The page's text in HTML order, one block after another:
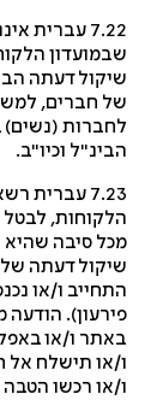
7.22 עברית
הלקוחות
דעתה הבלעדי,
חברים, למשל:
(נשים)
וכיו"ב.
7.23 עברית
לבטל
סיבה שהיא
דעתה של
ו/או נכנס
הודעה
ו/או
תישלח אל חברי
רכשו הטבה